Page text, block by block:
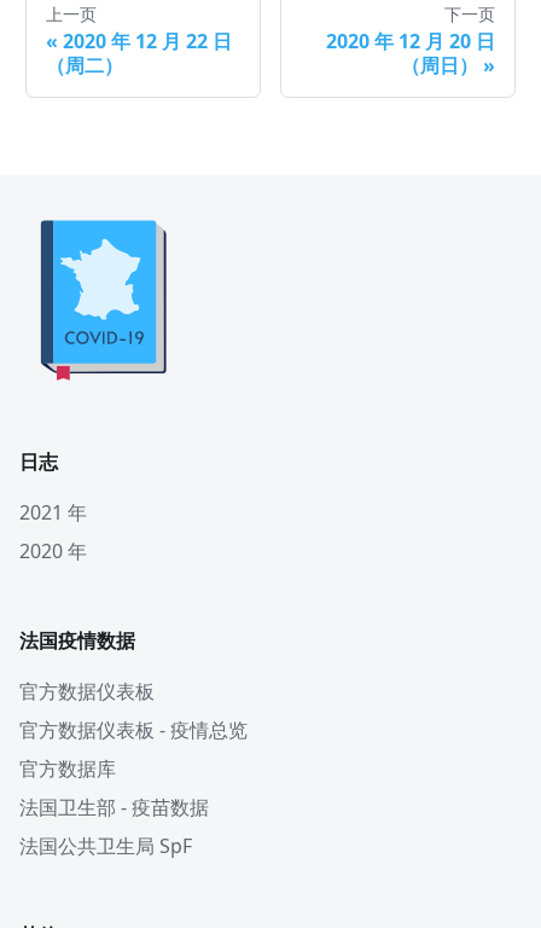
上一页
« 2020 年 12 月 22 日
（周二）
下一页
2020 年 12 月 20 日
（周日）
»
日志
2021 年
2020 年
法国疫情数据
官方数据仪表板
官方数据仪表板 - 疫情总览
官方数据库
法国卫生部 - 疫苗数据
法国公共卫生局 SpF